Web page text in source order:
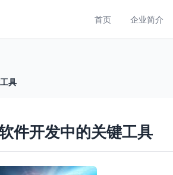
首页 企业简介
具
件开发中的关键工具